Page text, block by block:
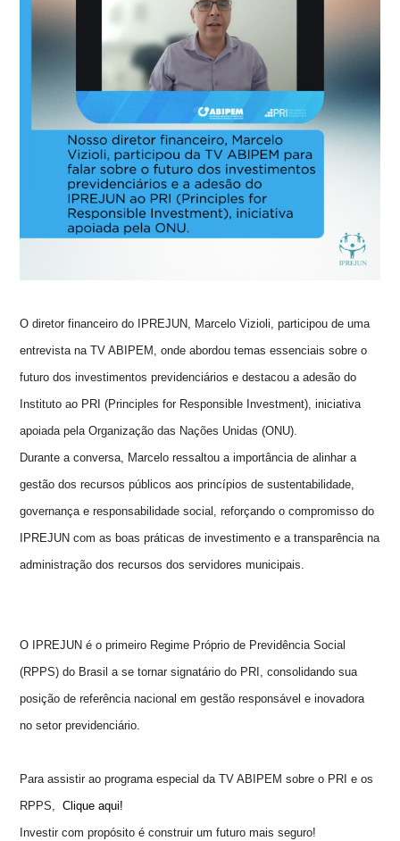
O diretor financeiro do IPREJUN, Marcelo Vizioli, participou de uma
entrevista na TV ABIPEM, onde abordou temas essenciais sobre o
futuro dos investimentos previdenciários e destacou a adesão do
Instituto ao PRI (Principles for Responsible Investment), iniciativa
apoiada pela Organização das Nações Unidas (ONU).
Durante a conversa, Marcelo ressaltou a importância de alinhar a
gestão dos recursos públicos aos princípios de sustentabilidade,
governança e responsabilidade social, reforçando o compromisso do
IPREJUN com as boas práticas de investimento e a transparência na
administração dos recursos dos servidores municipais.
O IPREJUN é o primeiro Regime Próprio de Previdência Social
(RPPS) do Brasil a se tornar signatário do PRI, consolidando sua
posição de referência nacional em gestão responsável e inovadora
no setor previdenciário.
Para assistir ao programa especial da TV ABIPEM sobre o PRI e os
RPPS,Clique aqui!
Investir com propósito é construir um futuro mais seguro!